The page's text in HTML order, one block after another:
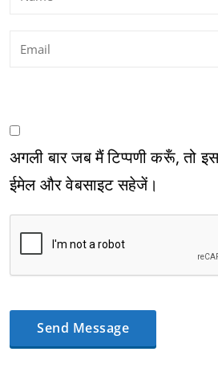
अगली बार जब मैं टिप्पणी करूँ, तो
ईमेल और वेबसाइट सहेजें।